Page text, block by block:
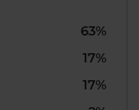
63%
17%
17%